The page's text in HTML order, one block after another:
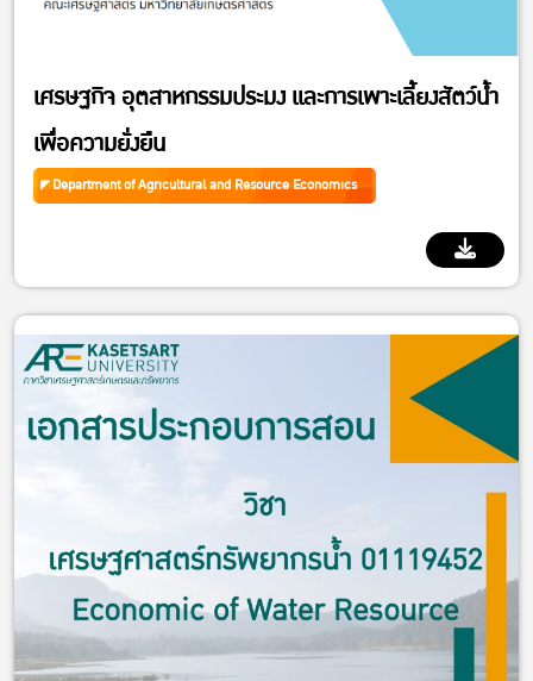
เศรษฐกิจ อุตสาหกรรมประมง และการเพาะเลี้ยงสัตว์น้ำ
เพื่อความยั่งยืน
Department of Agricultural and Resource Economics